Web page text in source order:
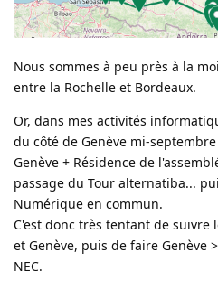
Nous sommes à peu près à la
entre la Rochelle et Bordeaux.
Or, dans mes activités
du côté de Genève mi-
Genève + Résidence de
passage du Tour alternatiba...
Numérique en commun.
C'est donc très tentant de
et Genève, puis de faire Genève
NEC.